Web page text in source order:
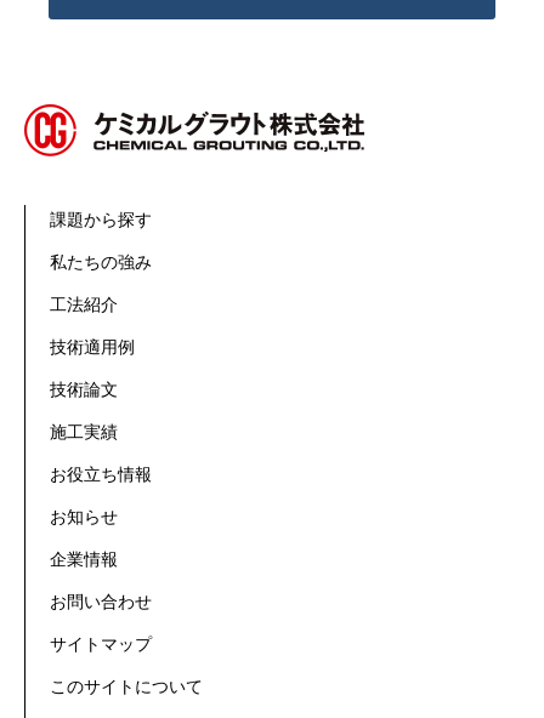
課題から探す
私たちの強み
工法紹介
技術適用例
技術論文
施工実績
お役立ち情報
お知らせ
企業情報
お問い合わせ
サイトマップ
このサイトについて